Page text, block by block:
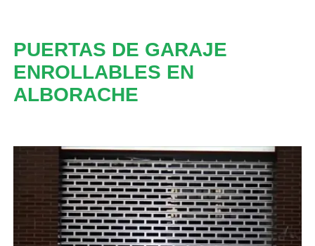
PUERTAS DE GARAJE
ENROLLABLES EN
ALBORACHE